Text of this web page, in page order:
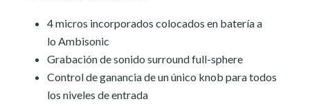
4 micros incorporados colocados en batería a
lo Ambisonic
Grabación de sonido surround full-sphere
Control de ganancia de un único knob para todos
los niveles de entrada